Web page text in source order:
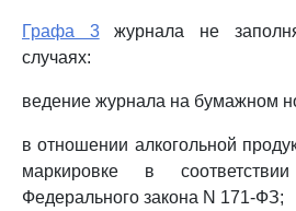
Графа 3журнала не
случаях:
ведение журнала на бумажном
в отношении алкогольной
маркировке в
Федерального закона N 171-ФЗ;